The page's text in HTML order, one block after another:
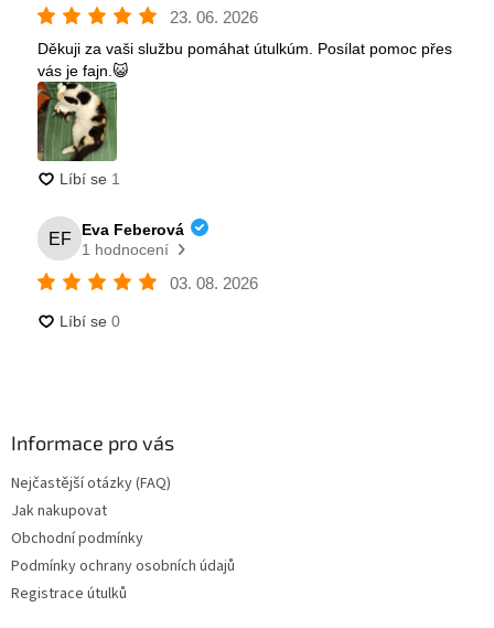
Informace pro vás
Nejčastější otázky (FAQ)
Jak nakupovat
Obchodní podmínky
Podmínky ochrany osobních údajů
Registrace útulků